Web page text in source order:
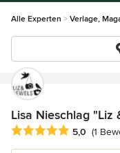
Alle Experten Verlage,
Lisa Nieschlag "Liz
Durchschnittliche
5,0 (1